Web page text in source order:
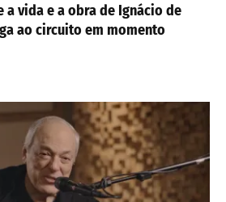
a vida e a obra de Ignácio de
ao circuito em momento